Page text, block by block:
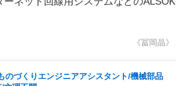
《冨岡晶》
のづくりエンジニアアシスタント/機械部品